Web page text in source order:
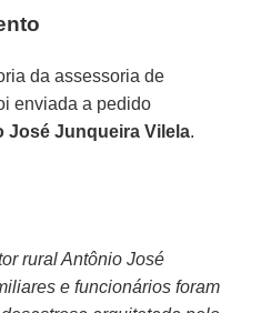
da assessoria de
enviada a pedido
José Junqueira Vilela.
rural Antônio José
e funcionários foram